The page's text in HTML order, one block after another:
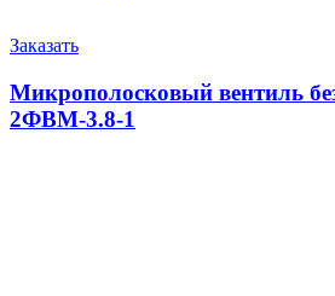
Заказать
Микрополосковый вентиль
2ФВМ-3.8-1